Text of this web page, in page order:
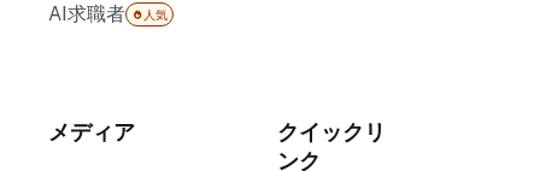
AI求職者 人気
メディア
クイックリ
ンク